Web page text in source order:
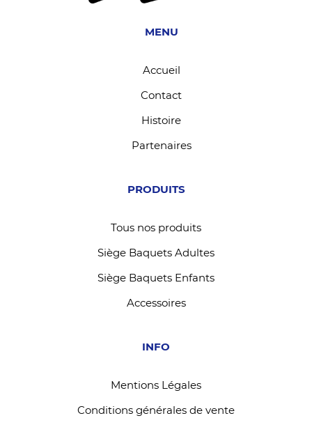
MENU
Accueil
Contact
Histoire
Partenaires
PRODUITS
Tous nos produits
Siège Baquets Adultes
Siège Baquets Enfants
Accessoires
INFO
Mentions Légales
Conditions générales de vente